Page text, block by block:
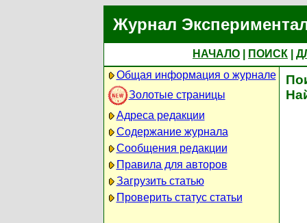
Журнал
НАЧАЛО ПОИСК
Общая информация о журнале
Золотые страницы
Адреса редакции
Содержание журнала
Сообщения редакции
Правила для авторов
Загрузить статью
Проверить статус статьи